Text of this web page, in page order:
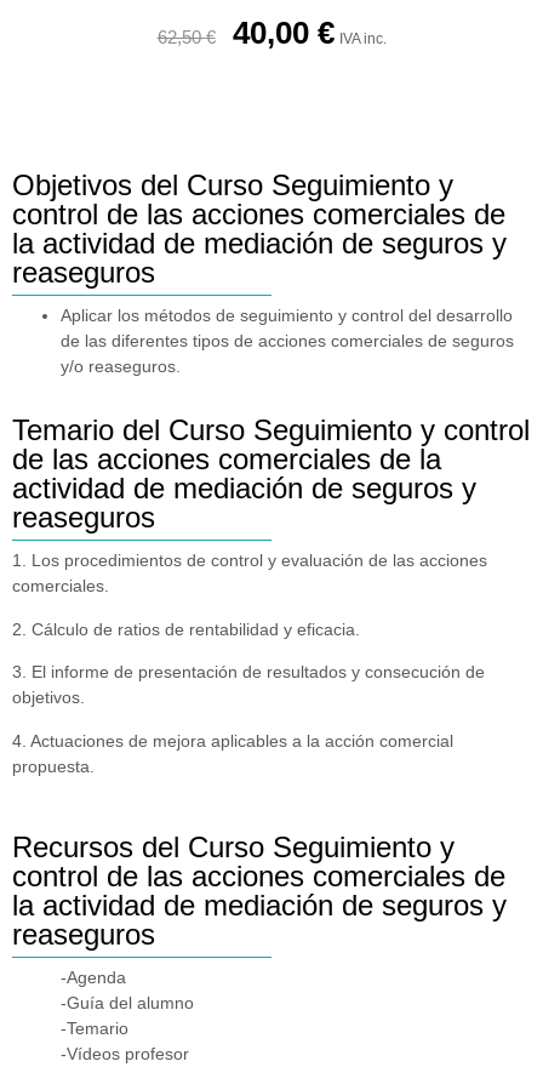
62,50€ 40,00 € IVA inc.
Objetivos del Curso Seguimiento y
control de las acciones comerciales de
la actividad de mediación de seguros y
reaseguros
Aplicar los métodos de seguimiento y control del desarrollo
de las diferentes tipos de acciones comerciales de seguros
y/o reaseguros.
Temario del Curso Seguimiento y control
de las acciones comerciales de la
actividad de mediación de seguros y
reaseguros
1. Los procedimientos de control y evaluación de las acciones
comerciales.
2. Cálculo de ratios de rentabilidad y eficacia.
3. El informe de presentación de resultados y consecución de
objetivos.
4. Actuaciones de mejora aplicables a la acción comercial
propuesta.
Recursos del Curso Seguimiento y
control de las acciones comerciales de
la actividad de mediación de seguros y
reaseguros
-Agenda
-Guía del alumno
-Temario
-Vídeos profesor